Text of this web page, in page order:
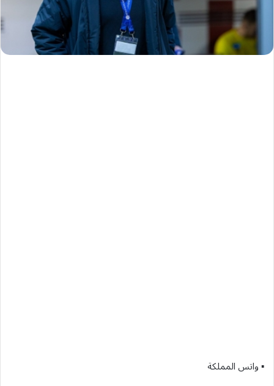
▪︎ واتس المملكة